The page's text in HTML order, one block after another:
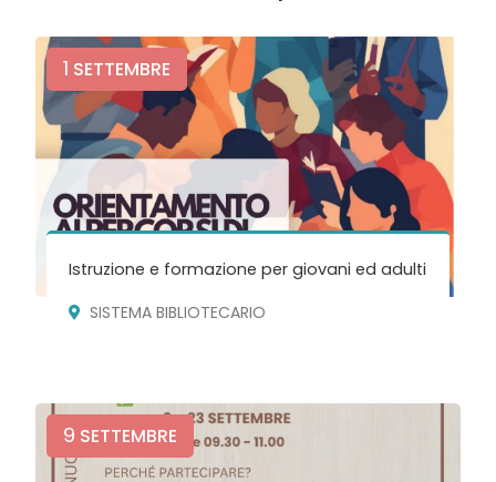
1 SETTEMBRE
Istruzione e formazione per giovani ed adulti
SISTEMA BIBLIOTECARIO
9 SETTEMBRE